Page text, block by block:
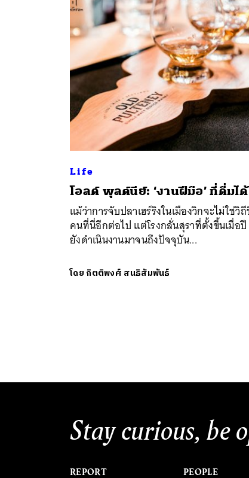
Life
โอลด์ พุลต์นีย์: ‘งานฝีมือ’ ที่ดื่มได้
แม้ว่าการจับปลาเฮร์ริงในเมืองวิกจะไม่ใช่วิ
คนที่นี่อีกต่อไป แต่โรงกลั่นสุราที่ตั้งขึ้นเมื่อปี
ยังดำเนินงานมาจนถึงปัจจุบัน...
โดย กิตติพงศ์ สนธิสัมพันธ์
Stay curious, be
REPORT PEOPLE